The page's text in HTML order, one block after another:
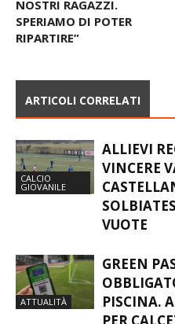
NOSTRI RAGAZZI.
SPERIAMO DI POTER
RIPARTIRE”
ARTICOLI CORRELATI
CALCIO
GIOVANILE
ALLIEVI
VINCERE
VUOTE
ATTUALITÀ
GREEN
PISCINA.
PER